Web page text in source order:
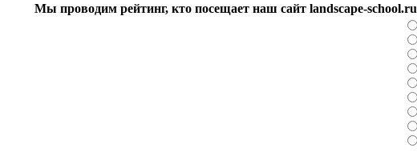
Мы проводим рейтинг, кто посещает наш сайт landscape-school.ru